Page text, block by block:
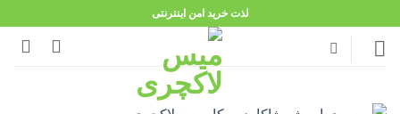
content
لذت خرید امن اینترنتی